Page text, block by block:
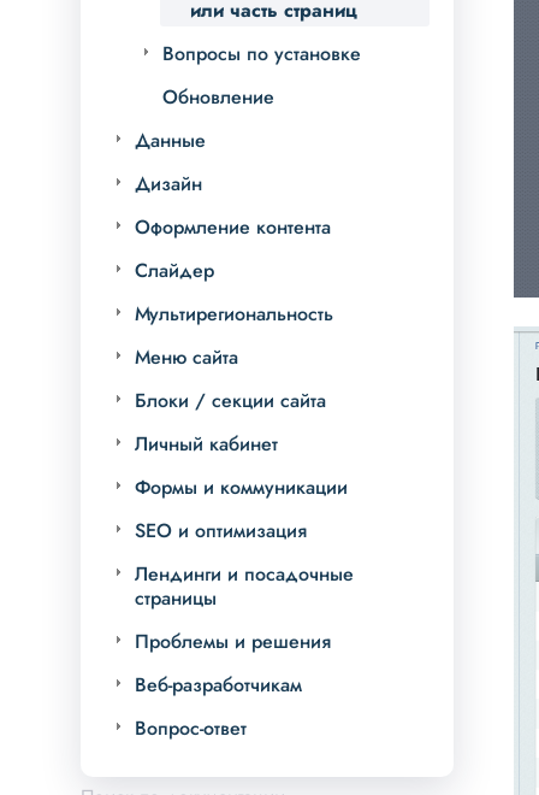
или часть страниц
Вопросы по установке
Обновление
Данные
Дизайн
Оформление контента
Слайдер
Мультирегиональность
Меню сайта
Блоки / секции сайта
Личный кабинет
Формы и коммуникации
SEO и оптимизация
Лендинги и посадочные
страницы
Проблемы и решения
Веб-разработчикам
Вопрос-ответ